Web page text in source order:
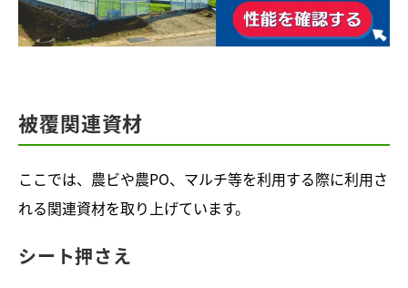
被覆関連資材
ここでは、農ビや農PO、マルチ等を利用する際に利用さ
れる関連資材を取り上げています。
シート押さえ